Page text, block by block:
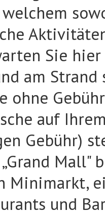
Sie
am
ohne
auf
Gebühr)
Minimarkt,
und